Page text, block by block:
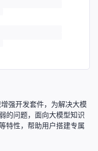
强开发套件，为解决大模
的问题，面向大模型知识
特性，帮助用户搭建专属